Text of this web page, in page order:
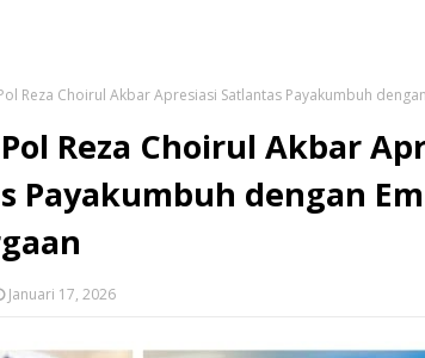
Reza Choirul Akbar Apresiasi Satlantas Payakumbuh
Reza Choirul Akbar
Payakumbuh dengan
Januari 17, 2026